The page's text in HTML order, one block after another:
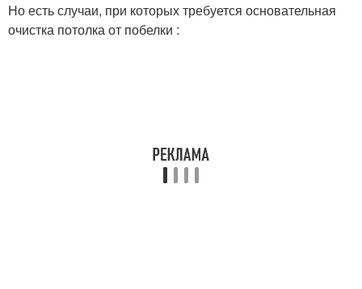
Но есть случаи, при которых требуется основательная
очистка потолка от побелки :